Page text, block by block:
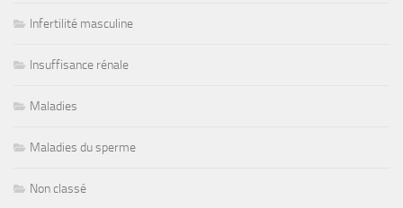
Infertilité masculine
Insuffisance rénale
Maladies
Maladies du sperme
Non classé